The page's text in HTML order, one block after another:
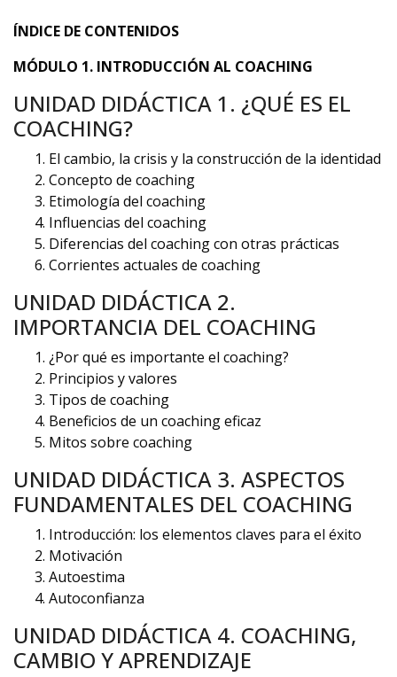
ÍNDICE DE CONTENIDOS
MÓDULO 1. INTRODUCCIÓN AL COACHING
UNIDAD DIDÁCTICA 1. ¿QUÉ ES EL
COACHING?
El cambio, la crisis y la construcción de la identidad
Concepto de coaching
Etimología del coaching
Influencias del coaching
Diferencias del coaching con otras prácticas
Corrientes actuales de coaching
UNIDAD DIDÁCTICA 2.
IMPORTANCIA DEL COACHING
¿Por qué es importante el coaching?
Principios y valores
Tipos de coaching
Beneficios de un coaching eficaz
Mitos sobre coaching
UNIDAD DIDÁCTICA 3. ASPECTOS
FUNDAMENTALES DEL COACHING
Introducción: los elementos claves para el éxito
Motivación
Autoestima
Autoconfianza
UNIDAD DIDÁCTICA 4. COACHING,
CAMBIO Y APRENDIZAJE